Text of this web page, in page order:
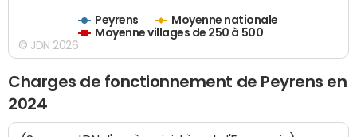
Peyrens
Moyenne nationale
Moyenne villages de 250 à 500
© JDN 2026
Charges de fonctionnement de Peyrens en
2024